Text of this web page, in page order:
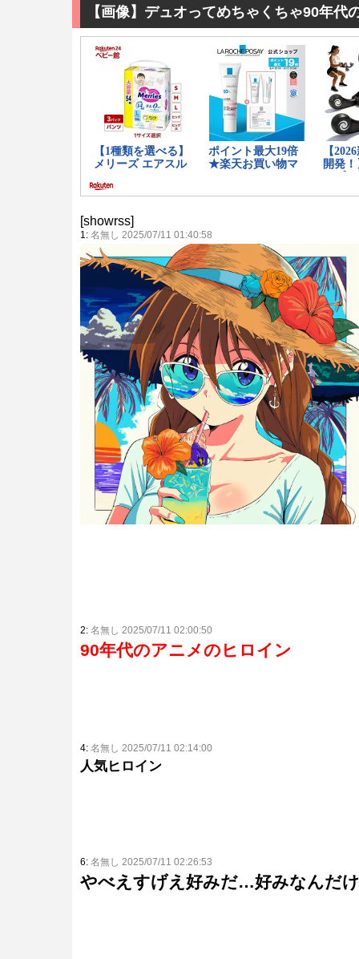
【画像】デュオってめちゃくちゃ90年
[showrss]
1: 名無し 2025/07/11 01:40:58
2: 名無し 2025/07/11 02:00:50
90年代のアニメのヒロイン
4: 名無し 2025/07/11 02:14:00
人気ヒロイン
6: 名無し 2025/07/11 02:26:53
やべえすげえ好みだ…好みなんだ